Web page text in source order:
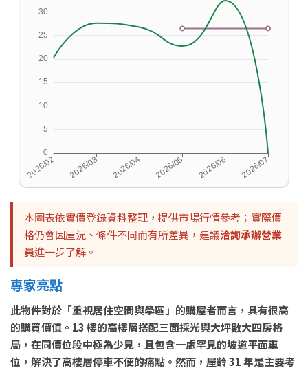
本圖表依實價登錄資料整理，提供市場行情參考；實際價
格仍會因屋況、條件不同而有所差異，建議洽詢承辦營業
員進一步了解。
專家亮點
此物件對於「重視居住空間與學區」的購屋者而言，具有很高
的購買價值。13 樓的高樓層搭配三面採光與大坪數大四房格
局，在同價位段中極為少見，且包含一處罕見的坡道平面車
位，解決了高樓層停車不便的痛點。然而，屋齡 31 年是主要考